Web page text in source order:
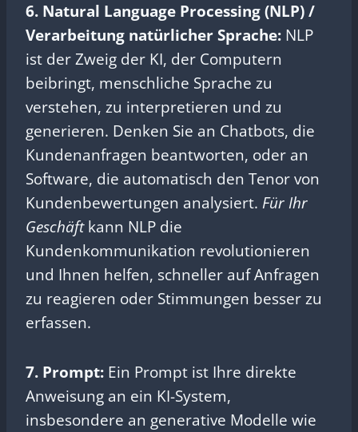
6. Natural Language Processing (NLP) /
Verarbeitung natürlicher Sprache: NLP
ist der Zweig der KI, der Computern
beibringt, menschliche Sprache zu
verstehen, zu interpretieren und zu
generieren. Denken Sie an Chatbots, die
Kundenanfragen beantworten, oder an
Software, die automatisch den Tenor von
Kundenbewertungen analysiert. Für Ihr
Geschäftkann NLP die
Kundenkommunikation revolutionieren
und Ihnen helfen, schneller auf Anfragen
zu reagieren oder Stimmungen besser zu
erfassen.
7. Prompt: Ein Prompt ist Ihre direkte
Anweisung an ein KI-System,
insbesondere an generative Modelle wie